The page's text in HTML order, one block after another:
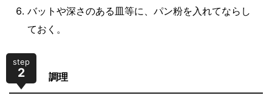
バットや深さのある皿等に、パン粉を入れてならし
ておく。
step
2 調理